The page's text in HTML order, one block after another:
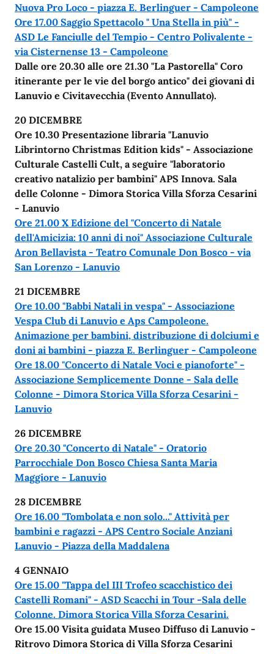
Nuova Pro Loco - piazza E. Berlinguer - Campoleone
Ore 17.00 Saggio Spettacolo " Una Stella in più" -
ASD Le Fanciulle del Tempio - Centro Polivalente -
via Cisternense 13 - Campoleone
Dalle ore 20.30 alle ore 21.30 "La Pastorella" Coro
itinerante per le vie del borgo antico" dei giovani di
Lanuvio e Civitavecchia (Evento Annullato).
20 DICEMBRE
Ore 10.30 Presentazione libraria "Lanuvio
Librintorno Christmas Edition kids" - Associazione
Culturale Castelli Cult, a seguire "laboratorio
creativo natalizio per bambini" APS Innova. Sala
delle Colonne - Dimora Storica Villa Sforza Cesarini
- Lanuvio
Ore 21.00 X Edizione del "Concerto di Natale
dell'Amicizia: 10 anni di noi" Associazione Culturale
Aron Bellavista - Teatro Comunale Don Bosco - via
San Lorenzo - Lanuvio
21 DICEMBRE
Ore 10.00 "Babbi Natali in vespa" - Associazione
Vespa Club di Lanuvio e Aps Campoleone.
Animazione per bambini, distribuzione di dolciumi e
doni ai bambini - piazza E. Berlinguer - Campoleone
Ore 18.00 "Concerto di Natale Voci e pianoforte" -
Associazione Semplicemente Donne - Sala delle
Colonne - Dimora Storica Villa Sforza Cesarini -
Lanuvio
26 DICEMBRE
Ore 20.30 "Concerto di Natale" - Oratorio
Parrocchiale Don Bosco Chiesa Santa Maria
Maggiore - Lanuvio
28 DICEMBRE
Ore 16.00 "Tombolata e non solo..." Attività per
bambini e ragazzi - APS Centro Sociale Anziani
Lanuvio - Piazza della Maddalena
4 GENNAIO
Ore 15.00 "Tappa del III Trofeo scacchistico dei
Castelli Romani" - ASD Scacchi in Tour -Sala delle
Colonne. Dimora Storica Villa Sforza Cesarini.
Ore 15.00 Visita guidata Museo Diffuso di Lanuvio -
Ritrovo Dimora Storica di Villa Sforza Cesarini